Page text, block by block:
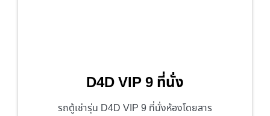
D4D VIP 9 ที่นั่ง
รถตู้เช่ารุ่น D4D VIP 9 ที่นั่งห้องโดยสาร